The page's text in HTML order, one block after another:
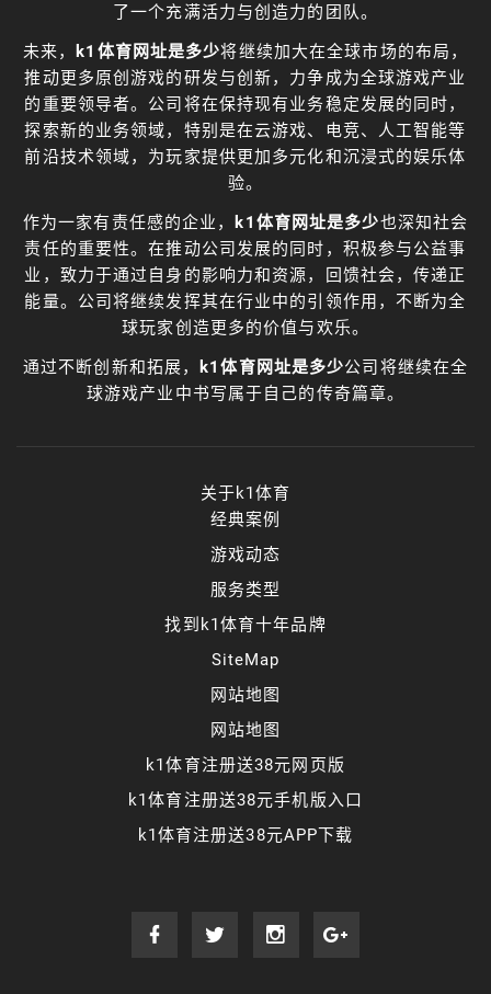
了一个充满活力与创造力的团队。
未来，
k1体育网址是多少将继续加大在全球市场的布局，
推动更多原创游戏的研发与创新，力争成为全球游戏产业
的重要领导者。公司将在保持现有业务稳定发展的同时，
探索新的业务领域，特别是在云游戏、电竞、人工智能等
前沿技术领域，为玩家提供更加多元化和沉浸式的娱乐体
验。
作为一家有责任感的企业，
k1体育网址是多少也深知社会
责任的重要性。在推动公司发展的同时，积极参与公益事
业，致力于通过自身的影响力和资源，回馈社会，传递正
能量。公司将继续发挥其在行业中的引领作用，不断为全
球玩家创造更多的价值与欢乐。
通过不断创新和拓展，
k1体育网址是多少公司将继续在全
球游戏产业中书写属于自己的传奇篇章。
关于k1体育
经典案例
游戏动态
服务类型
找到k1体育十年品牌
SiteMap
网站地图
网站地图
k1体育注册送38元网页版
k1体育注册送38元手机版入口
k1体育注册送38元APP下载